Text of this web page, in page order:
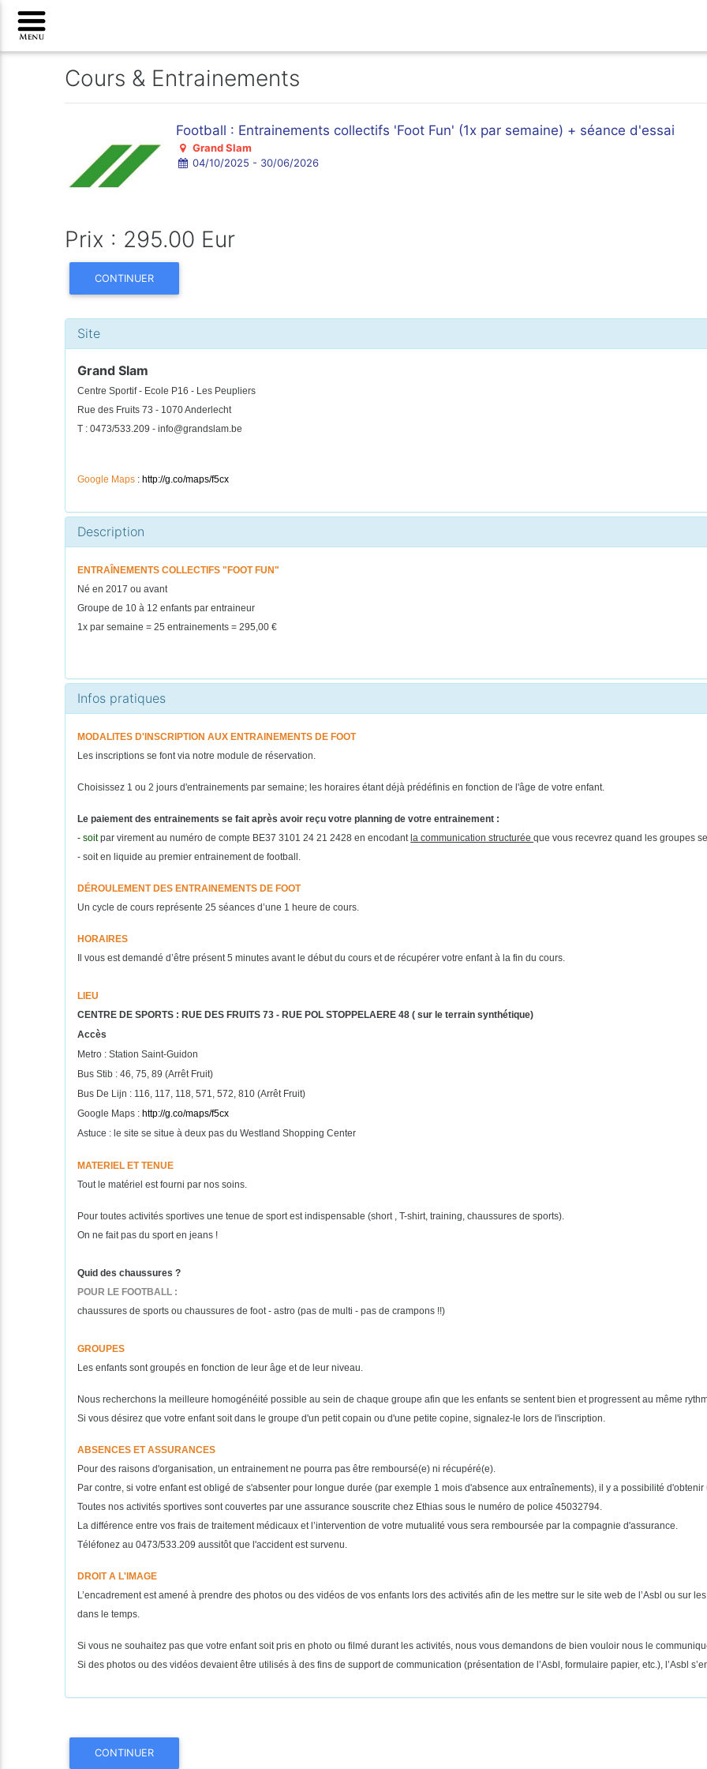
Cours & Entrainements
Football : Entrainements collectifs 'Foot Fun' (1x par semaine) + séance d'essai
Grand Slam
04/10/2025 - 30/06/2026
Prix : 295.00 Eur
CONTINUER
Site
Grand Slam
Centre Sportif - Ecole P16 - Les Peupliers
Rue des Fruits 73 - 1070 Anderlecht
T : 0473/533.209 - info@grandslam.be
Google Maps :http://g.co/maps/f5cx
Description
ENTRAÎNEMENTS COLLECTIFS "FOOT FUN"
Né en 2017 ou avant
Groupe de 10 à 12 enfants par entraineur
1x par semaine = 25 entrainements = 295,00 €
Infos pratiques
MODALITES D'INSCRIPTION AUX ENTRAINEMENTS DE FOOT
Les inscriptions se font via notre module de réservation.
Choisissez 1 ou 2 jours d'entrainements par semaine; les horaires étant déjà prédéfinis en fonction de l'âge de votre enfant.
Le paiement des entrainements se fait après avoir reçu votre planning de votre entrainement :
- soitpar virement au numéro de compte BE37 3101 24 21 2428 en encodantla communication structuréeque vous recevrez quand les groupes
- soiten liquide au premier entrainement de football.
DÉROULEMENT DES ENTRAINEMENTS DE FOOT
Un cycle de cours représente 25 séances d’une 1 heure de cours.
HORAIRES
Il vous est demandé d’être présent 5 minutes avant le début du cours et de récupérer votre enfant à la fin du cours.
LIEU
CENTRE DE SPORTS : RUE DES FRUITS 73 - RUE POL STOPPELAERE 48 ( sur le terrain synthétique)
Accès
Metro : Station Saint-Guidon
Bus Stib : 46, 75, 89 (Arrêt Fruit)
Bus De Lijn : 116, 117, 118, 571, 572, 810 (Arrêt Fruit)
Google Maps :http://g.co/maps/f5cx
Astuce : le site se situe à deux pas du Westland Shopping Center
MATERIEL ET TENUE
Tout le matériel est fourni par nos soins.
Pour toutes activités sportives une tenue de sport est indispensable (short , T-shirt, training, chaussures de sports).
On ne fait pas du sport en jeans !
Quid des chaussures ?
POUR LE FOOTBALL :
chaussures de sports ou chaussures de foot - astro (pas de multi - pas de crampons !!)
GROUPES
Les enfants sont groupés en fonction de leur âge et de leur niveau.
Nous recherchons la meilleure homogénéité possible au sein de chaque groupe afin que les enfants se sentent bien et progressent au même
Si vous désirez que votre enfant soit dans le groupe d'un petit copain ou d'une petite copine, signalez-le lors de l'inscription.
ABSENCES ET ASSURANCES
Pour des raisons d'organisation, un entrainement ne pourra pas être remboursé(e) ni récupéré(e).
Par contre, si votre enfant est obligé de s'absenter pour longue durée (par exemple 1 mois d'absence aux entraînements), il y a possibilité
Toutes nos activités sportives sont couvertes par une assurance souscrite chez Ethias sous le numéro de police 45032794.
La différence entre vos frais de traitement médicaux et l’intervention de votre mutualité vous sera remboursée par la compagnie d'assurance.
Téléfonez au 0473/533.209 aussitôt que l'accident est survenu.
DROIT A L'IMAGE
L’encadrement est amené à prendre des photos ou des vidéos de vos enfants lors des activités afin de les mettre sur le site web de l’Asbl ou sur
dans le temps.
Si vous ne souhaitez pas que votre enfant soit pris en photo ou filmé durant les activités, nous vous demandons de bien vouloir nous le
Si des photos ou des vidéos devaient être utilisés à des fins de support de communication (présentation de l’Asbl, formulaire papier, etc.), l’Asbl
CONTINUER